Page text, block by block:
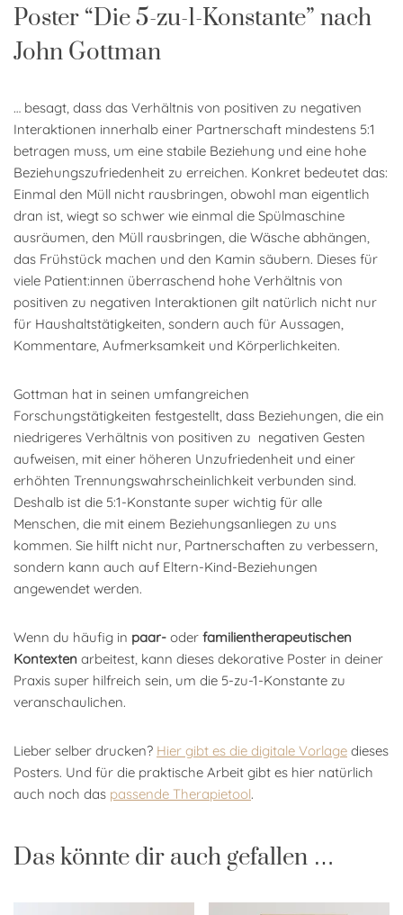
Poster “Die 5-zu-1-Konstante” nach
John Gottman
… besagt, dass das Verhältnis von positiven zu negativen
Interaktionen innerhalb einer Partnerschaft mindestens 5:1
betragen muss, um eine stabile Beziehung und eine hohe
Beziehungszufriedenheit zu erreichen. Konkret bedeutet das:
Einmal den Müll nicht rausbringen, obwohl man eigentlich
dran ist, wiegt so schwer wie einmal die Spülmaschine
ausräumen, den Müll rausbringen, die Wäsche abhängen,
das Frühstück machen und den Kamin säubern. Dieses für
viele Patient:innen überraschend hohe Verhältnis von
positiven zu negativen Interaktionen gilt natürlich nicht nur
für Haushaltstätigkeiten, sondern auch für Aussagen,
Kommentare, Aufmerksamkeit und Körperlichkeiten.
Gottman hat in seinen umfangreichen
Forschungstätigkeiten festgestellt, dass Beziehungen, die ein
niedrigeres Verhältnis von positiven zu negativen Gesten
aufweisen, mit einer höheren Unzufriedenheit und einer
erhöhten Trennungswahrscheinlichkeit verbunden sind.
Deshalb ist die 5:1-Konstante super wichtig für alle
Menschen, die mit einem Beziehungsanliegen zu uns
kommen. Sie hilft nicht nur, Partnerschaften zu verbessern,
sondern kann auch auf Eltern-Kind-Beziehungen
angewendet werden.
Wenn du häufig in paar- oder familientherapeutischen
Kontexten arbeitest, kann dieses dekorative Poster in deiner
Praxis super hilfreich sein, um die 5-zu-1-Konstante zu
veranschaulichen.
Lieber selber drucken? Hier gibt es die digitale Vorlage dieses
Posters. Und für die praktische Arbeit gibt es hier natürlich
auch noch das passende Therapietool.
Das könnte dir auch gefallen …